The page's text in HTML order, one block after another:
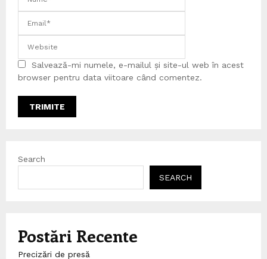
Salvează-mi numele, e-mailul și site-ul web în acest
browser pentru data viitoare când comentez.
Search
SEARCH
Postări Recente
Precizări de presă